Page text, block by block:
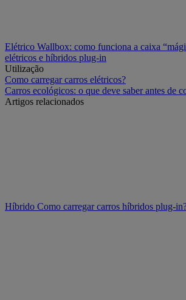
Elétrico Wallbox: como funciona a caixa
elétricos e híbridos plug-in
Utilização
Como carregar carros elétricos?
Carros ecológicos: o que deve saber antes de
Artigos relacionados
Híbrido Como carregar carros híbridos plug-